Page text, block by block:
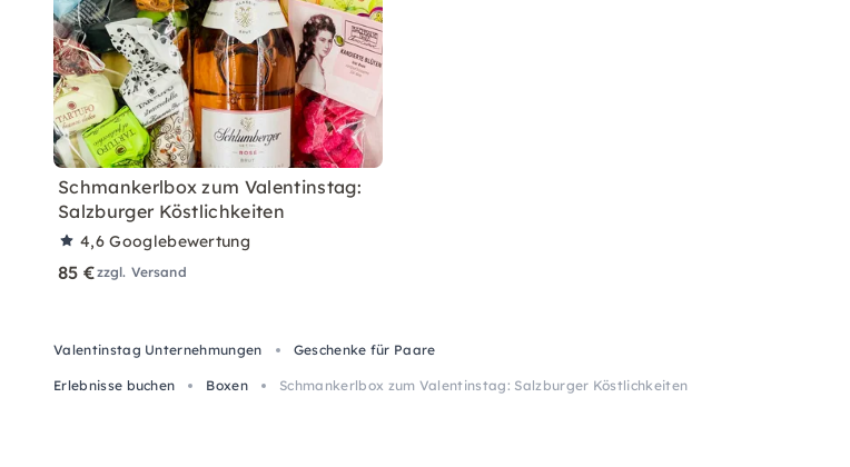
Schmankerlbox zum Valentinstag:
Salzburger Köstlichkeiten
4,6Googlebewertung
85 €zzgl. Versand
Valentinstag Unternehmungen Geschenke für Paare
Erlebnisse buchen Boxen Schmankerlbox zum Valentinstag: Salzburger Köstlichkeiten